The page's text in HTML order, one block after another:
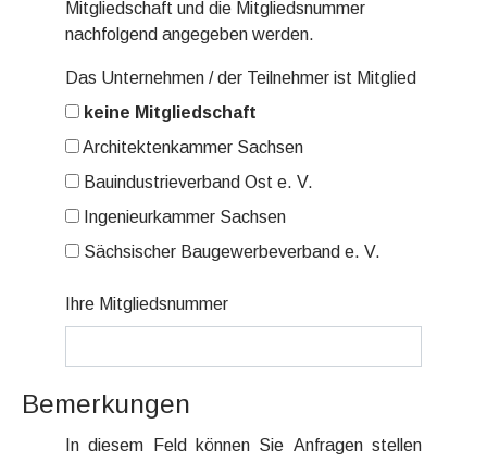
Mitgliedschaft und die Mitgliedsnummer
nachfolgend angegeben werden.
Das Unternehmen / der Teilnehmer ist Mitglied
keine Mitgliedschaft
Architektenkammer Sachsen
Bauindustrieverband Ost e. V.
Ingenieurkammer Sachsen
Sächsischer Baugewerbeverband e. V.
Ihre Mitgliedsnummer
Bemerkungen
In diesem Feld können Sie Anfragen stellen